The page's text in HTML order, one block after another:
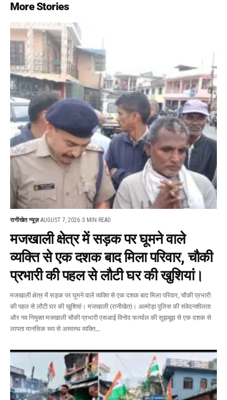
More Stories
रानीखेत न्यूज़ AUGUST 7, 2026 3 MIN READ
मजखाली क्षेत्र में सड़क पर घूमने वाले
व्यक्ति से एक दशक बाद मिला परिवार, चौकी
प्रभारी की पहल से लौटी घर की खुशियां।
मजखाली क्षेत्र में सड़क पर घूमने वाले व्यक्ति से एक दशक बाद मिला परिवार, चौकी प्रभारी
की पहल से लौटी घर की खुशियां। मजखाली (रानीखेत)। अल्मोड़ा पुलिस की संवेदनशीलता
और नव नियुक्त मजखाली चौकी प्रभारी एसआई विनोद फर्त्याल की सूझबूझ से एक दशक से
लापता मानसिक रूप से अस्वस्थ व्यक्ति…